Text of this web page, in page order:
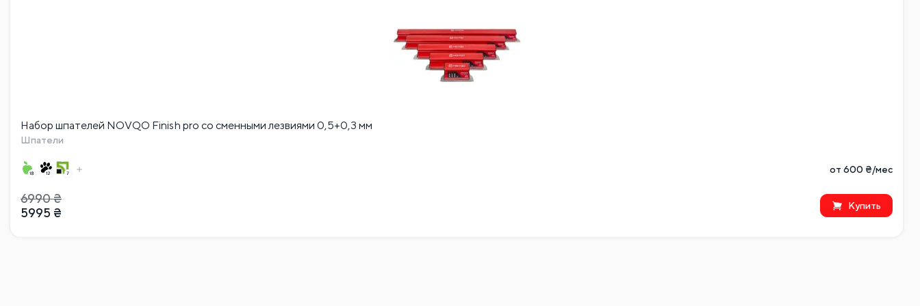
Набор шпателей NOVQO Finish pro со сменными лезвиями 0,5+0,3 мм
Шпатели
от 600 ₴/мес
6990₴
5995 ₴ Купить